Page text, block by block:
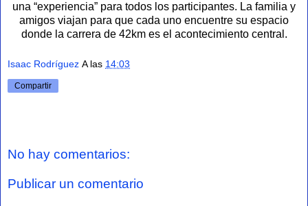
una “experiencia” para todos los participantes. La familia y
amigos viajan para que cada uno encuentre su espacio
donde la carrera de 42km es el acontecimiento central.
Isaac Rodríguez A las 14:03
Compartir
No hay comentarios:
Publicar un comentario